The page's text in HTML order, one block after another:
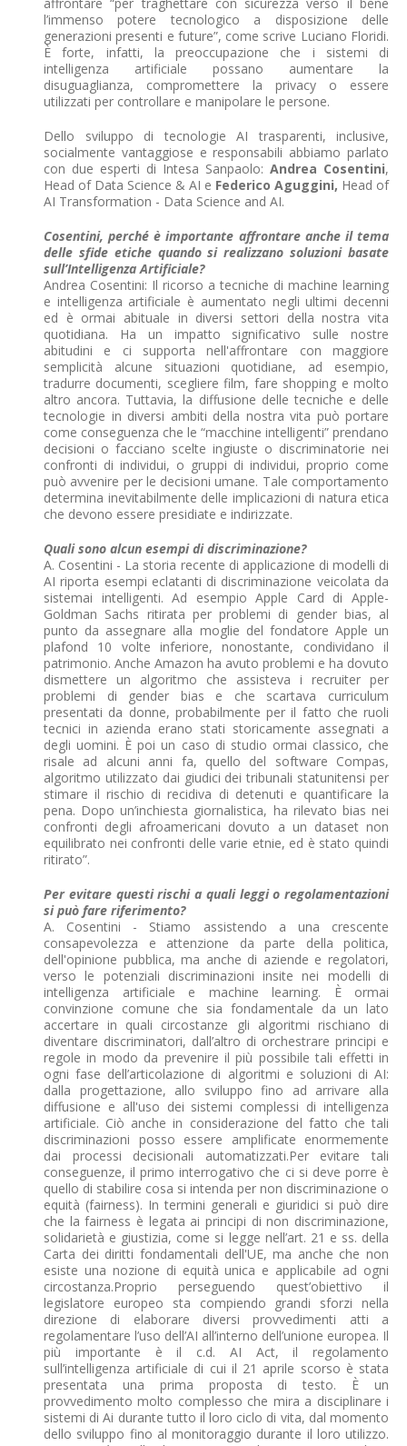
l’immenso potere tecnologico a disposizione delle
generazioni presenti e future”, come scrive Luciano Floridi.
È forte, infatti, la preoccupazione che i sistemi di
intelligenza artificiale possano aumentare la
disuguaglianza, compromettere la privacy o essere
utilizzati per controllare e manipolare le persone.
Dello sviluppo di tecnologie AI trasparenti, inclusive,
socialmente vantaggiose e responsabili abbiamo parlato
con due esperti di Intesa Sanpaolo: Andrea Cosentini,
Head of Data Science & AI e Federico Aguggini, Head of
AI Transformation - Data Science and AI.
Cosentini, perché è importante affrontare anche il tema
delle sfide etiche quando si realizzano soluzioni basate
sull’Intelligenza Artificiale?
Andrea Cosentini: Il ricorso a tecniche di machine learning
e intelligenza artificiale è aumentato negli ultimi decenni
ed è ormai abituale in diversi settori della nostra vita
quotidiana. Ha un impatto significativo sulle nostre
abitudini e ci supporta nell'affrontare con maggiore
semplicità alcune situazioni quotidiane, ad esempio,
tradurre documenti, scegliere film, fare shopping e molto
altro ancora. Tuttavia, la diffusione delle tecniche e delle
tecnologie in diversi ambiti della nostra vita può portare
come conseguenza che le “macchine intelligenti” prendano
decisioni o facciano scelte ingiuste o discriminatorie nei
confronti di individui, o gruppi di individui, proprio come
può avvenire per le decisioni umane. Tale comportamento
determina inevitabilmente delle implicazioni di natura etica
che devono essere presidiate e indirizzate.
Quali sono alcun esempi di discriminazione?
A. Cosentini - La storia recente di applicazione di modelli di
AI riporta esempi eclatanti di discriminazione veicolata da
sistemai intelligenti. Ad esempio Apple Card di Apple-
Goldman Sachs ritirata per problemi di gender bias, al
punto da assegnare alla moglie del fondatore Apple un
plafond 10 volte inferiore, nonostante, condividano il
patrimonio. Anche Amazon ha avuto problemi e ha dovuto
dismettere un algoritmo che assisteva i recruiter per
problemi di gender bias e che scartava curriculum
presentati da donne, probabilmente per il fatto che ruoli
tecnici in azienda erano stati storicamente assegnati a
degli uomini. È poi un caso di studio ormai classico, che
risale ad alcuni anni fa, quello del software Compas,
algoritmo utilizzato dai giudici dei tribunali statunitensi per
stimare il rischio di recidiva di detenuti e quantificare la
pena. Dopo un’inchiesta giornalistica, ha rilevato bias nei
confronti degli afroamericani dovuto a un dataset non
equilibrato nei confronti delle varie etnie, ed è stato quindi
ritirato”.
Per evitare questi rischi a quali leggi o regolamentazioni
si può fare riferimento?
A. Cosentini - Stiamo assistendo a una crescente
consapevolezza e attenzione da parte della politica,
dell'opinione pubblica, ma anche di aziende e regolatori,
verso le potenziali discriminazioni insite nei modelli di
intelligenza artificiale e machine learning. È ormai
convinzione comune che sia fondamentale da un lato
accertare in quali circostanze gli algoritmi rischiano di
diventare discriminatori, dall’altro di orchestrare principi e
regole in modo da prevenire il più possibile tali effetti in
ogni fase dell’articolazione di algoritmi e soluzioni di AI:
dalla progettazione, allo sviluppo fino ad arrivare alla
diffusione e all'uso dei sistemi complessi di intelligenza
artificiale. Ciò anche in considerazione del fatto che tali
discriminazioni posso essere amplificate enormemente
dai processi decisionali automatizzati.Per evitare tali
conseguenze, il primo interrogativo che ci si deve porre è
quello di stabilire cosa si intenda per non discriminazione o
equità (fairness). In termini generali e giuridici si può dire
che la fairness è legata ai principi di non discriminazione,
solidarietà e giustizia, come si legge nell’art. 21 e ss. della
Carta dei diritti fondamentali dell'UE, ma anche che non
esiste una nozione di equità unica e applicabile ad ogni
circostanza.Proprio perseguendo quest’obiettivo il
legislatore europeo sta compiendo grandi sforzi nella
direzione di elaborare diversi provvedimenti atti a
regolamentare l’uso dell’AI all’interno dell’unione europea. Il
più importante è il c.d. AI Act, il regolamento
sull’intelligenza artificiale di cui il 21 aprile scorso è stata
presentata una prima proposta di testo. È un
provvedimento molto complesso che mira a disciplinare i
sistemi di Ai durante tutto il loro ciclo di vita, dal momento
dello sviluppo fino al monitoraggio durante il loro utilizzo.